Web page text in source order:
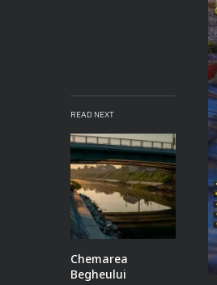
READ NEXT
Chemarea
Begheului